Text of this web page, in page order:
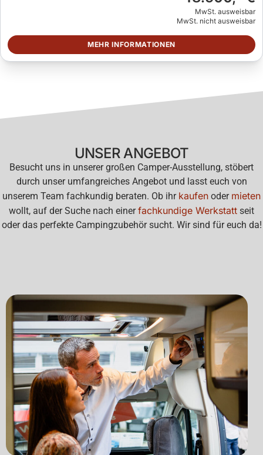
MwSt. ausweisbar
MwSt. nicht ausweisbar
MEHR INFORMATIONEN
UNSER ANGEBOT
Besucht uns in unserer großen Camper-Ausstellung, stöbert
durch unser umfangreiches Angebot und lasst euch von
unserem Team fachkundig beraten. Ob ihr kaufen oder mieten
wollt, auf der Suche nach einerfachkundige Werkstatt seit
oder das perfekte Campingzubehör sucht. Wir sind für euch da!